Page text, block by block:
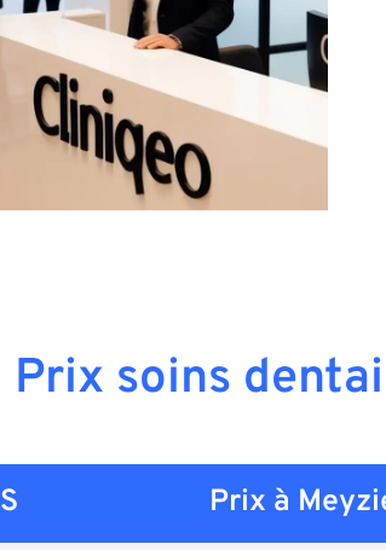
Prix soins
Prix à